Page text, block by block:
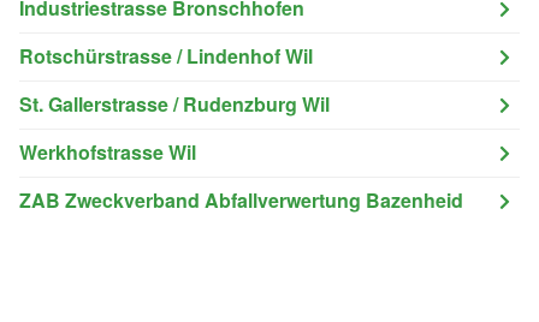
Industriestrasse Bronschhofen
Rotschürstrasse / Lindenhof Wil
St. Gallerstrasse / Rudenzburg Wil
Werkhofstrasse Wil
ZAB Zweckverband Abfallverwertung Bazenheid